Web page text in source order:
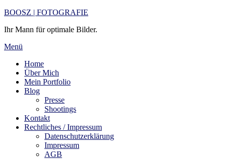
Zum
springen
BOOSZ | FOTOGRAFIE
Ihr Mann für optimale Bilder.
Menü
Home
Über Mich
Mein Portfolio
Blog
Presse
Shootings
Kontakt
Rechtliches / Impressum
Datenschutzerklärung
Impressum
AGB